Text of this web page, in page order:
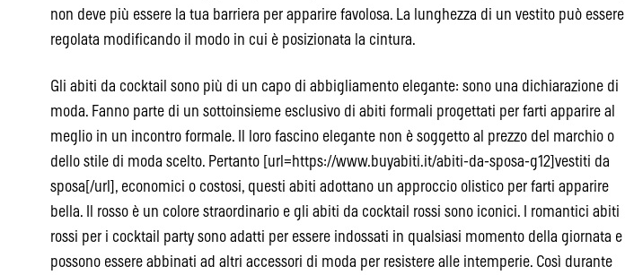
non deve più essere la tua barriera per apparire favolosa. La lunghezza di un vestito può essere
regolata modificando il modo in cui è posizionata la cintura.
Gli abiti da cocktail sono più di un capo di abbigliamento elegante: sono una dichiarazione di
moda. Fanno parte di un sottoinsieme esclusivo di abiti formali progettati per farti apparire al
meglio in un incontro formale. Il loro fascino elegante non è soggetto al prezzo del marchio o
dello stile di moda scelto. Pertanto [url=https://www.buyabiti.it/abiti-da-sposa-g12]vestiti da
sposa[/url], economici o costosi, questi abiti adottano un approccio olistico per farti apparire
bella. Il rosso è un colore straordinario e gli abiti da cocktail rossi sono iconici. I romantici abiti
rossi per i cocktail party sono adatti per essere indossati in qualsiasi momento della giornata e
possono essere abbinati ad altri accessori di moda per resistere alle intemperie. Così durante